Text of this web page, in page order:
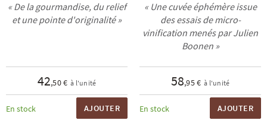
« De la gourmandise, du relief
et une pointe d'originalité »
42,50 € à l'unité
En stock AJOUTER
« Une cuvée éphémère issue
des essais de micro-
vinification menés par Julien
Boonen »
58,95 € à l'unité
En stock AJOUTER